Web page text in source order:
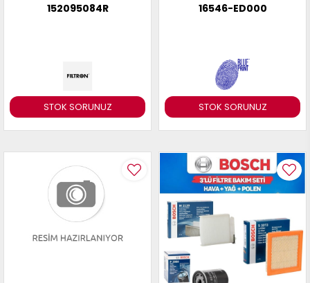
STOK SORUNUZ
152095084R
STOK SORUNUZ
16546-ED000